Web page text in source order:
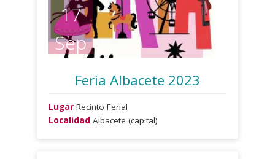
17
Sep
Feria Albacete 2023
Lugar Recinto Ferial
Localidad Albacete (capital)